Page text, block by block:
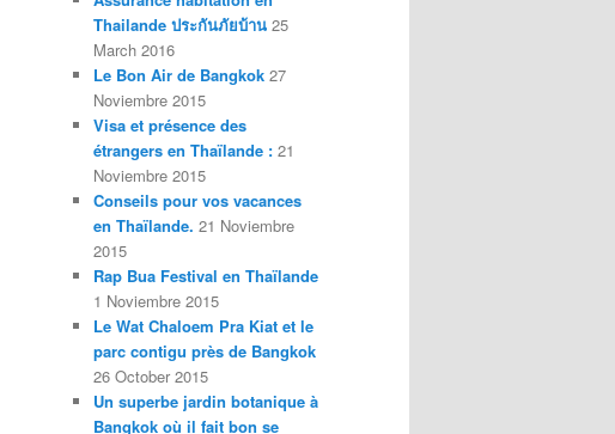
Thailande ประกันภัยบ้าน 25
March 2016
Le Bon Air de Bangkok 27
Noviembre 2015
Visa et présence des
étrangers en Thaïlande : 21
Noviembre 2015
Conseils pour vos vacances
en Thaïlande. 21 Noviembre
2015
Rap Bua Festival en Thaïlande
1 Noviembre 2015
Le Wat Chaloem Pra Kiat et le
parc contigu près de Bangkok
26 October 2015
Un superbe jardin botanique à
Bangkok où il fait bon se